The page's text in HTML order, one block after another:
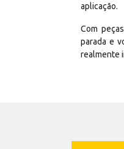
aplicação.
Com
parada e
realmente